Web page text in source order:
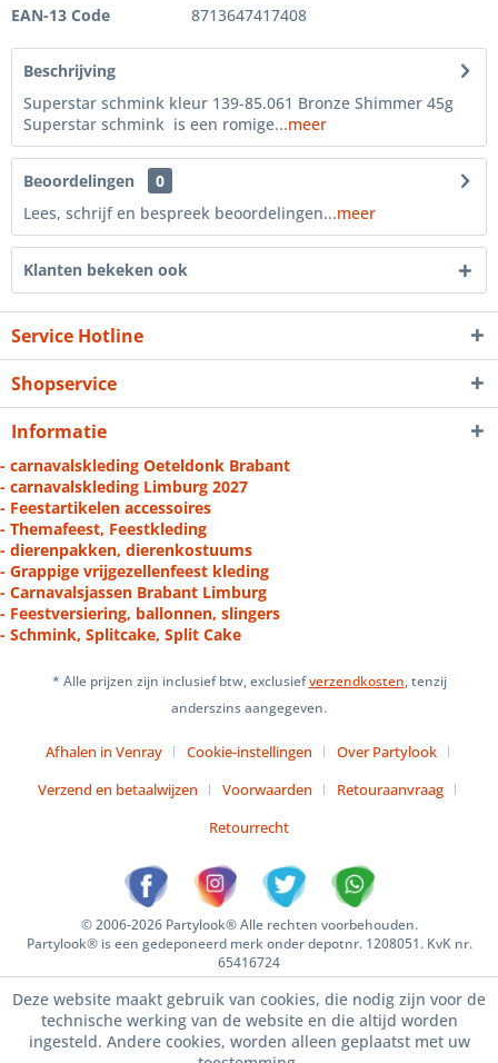
EAN-13 Code
8713647417408
Beschrijving
Superstar schmink kleur 139-85.061 Bronze Shimmer 45g
Superstar schmink is een romige...meer
Beoordelingen
0
Lees, schrijf en bespreek beoordelingen...meer
Klanten bekeken ook
Service Hotline
Shopservice
Informatie
- carnavalskleding Oeteldonk Brabant
- carnavalskleding Limburg 2027
- Feestartikelen accessoires
- Themafeest, Feestkleding
- dierenpakken, dierenkostuums
- Grappige vrijgezellenfeest kleding
- Carnavalsjassen Brabant Limburg
- Feestversiering, ballonnen, slingers
- Schmink, Splitcake, Split Cake
* Alle prijzen zijn inclusief btw, exclusiefverzendkosten, tenzij
anderszins aangegeven.
Afhalen in Venray Cookie-instellingen
Over Partylook
Verzend en betaalwijzen
Voorwaarden
Retouraanvraag
Retourrecht
© 2006-2026 Partylook® Alle rechten voorbehouden.
Partylook® is een gedeponeerd merk onder depotnr. 1208051. KvK nr.
65416724
Deze website maakt gebruik van cookies, die nodig zijn voor de
technische werking van de website en die altijd worden
ingesteld. Andere cookies, worden alleen geplaatst met uw